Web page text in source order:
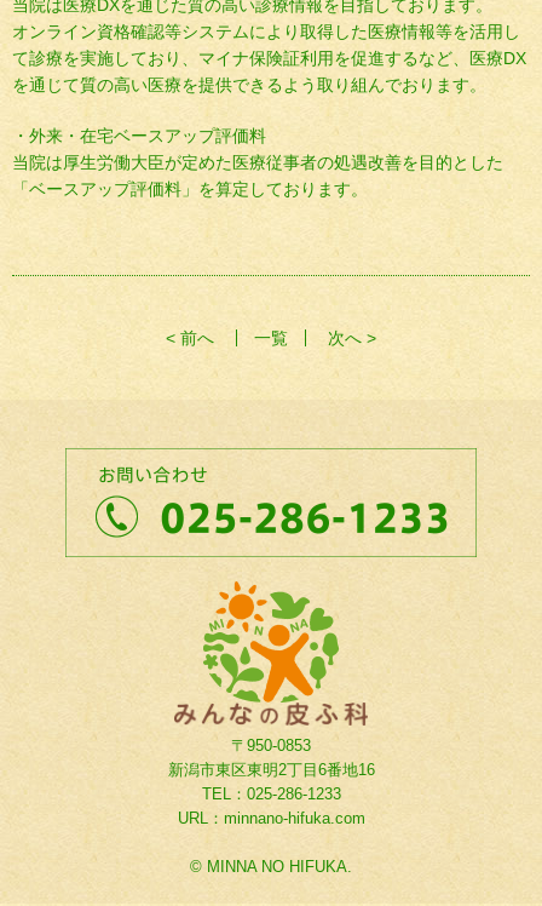
当院は医療DXを通じた質の高い診療情報を目指しております。
オンライン資格確認等システムにより取得した医療情報等を活用し
て診療を実施しており、マイナ保険証利用を促進するなど、医療DX
を通じて質の高い医療を提供できるよう取り組んでおります。
・外来・在宅ベースアップ評価料
当院は厚生労働大臣が定めた医療従事者の処遇改善を目的とした
「ベースアップ評価料」を算定しております。
< 前へ 一覧 次へ >
〒950-0853
新潟市東区東明2丁目6番地16
TEL：025-286-1233
URL：minnano-hifuka.com
© MINNA NO HIFUKA.